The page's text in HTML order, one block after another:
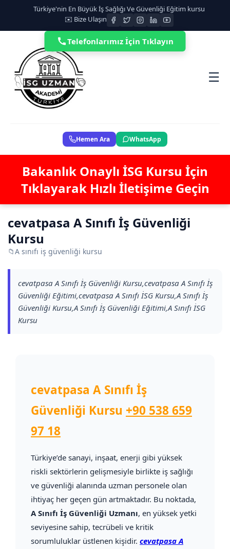
Türkiye'nin En Büyük İş Sağlığı Ve Güvenliği Eğitim kursu
✉️ Bize Ulaşın
☰
Hemen Ara WhatsApp
Bakanlık Onaylı İSG Kursu İçin
Tıklayarak Hızlı İletişime Geçin
cevatpasa A Sınıfı İş Güvenliği
Kursu
📁A sınıfı iş güvenliği kursu
cevatpasa A Sınıfı İş Güvenliği Kursu,cevatpasa A Sınıfı İş
Güvenliği Eğitimi,cevatpasa A Sınıfı İSG Kursu,A Sınıfı İş
Güvenliği Kursu,A Sınıfı İş Güvenliği Eğitimi,A Sınıfı İSG
Kursu
cevatpasa A Sınıfı İş
Güvenliği Kursu +90 538 659
97 18
Türkiye’de sanayi, inşaat, enerji gibi yüksek
riskli sektörlerin gelişmesiyle birlikte iş sağlığı
ve güvenliği alanında uzman personele olan
ihtiyaç her geçen gün artmaktadır. Bu noktada,
A Sınıfı İş Güvenliği Uzmanı, en yüksek yetki
seviyesine sahip, tecrübeli ve kritik
sorumluluklar üstlenen kişidir. cevatpasa A
Telefonlarımız İçin Tıklayın